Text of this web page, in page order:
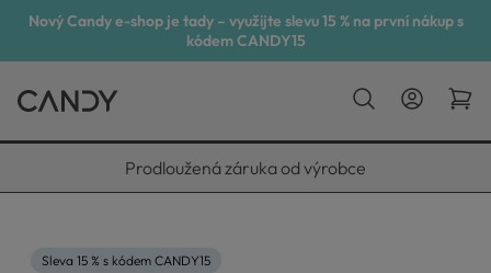
Nový Candy e-shop je tady – využijte slevu 15 % na první nákup s
kódem CANDY15
Vyneseme, zapojíme, odvezeme
Sleva 15 % s kódem CANDY15